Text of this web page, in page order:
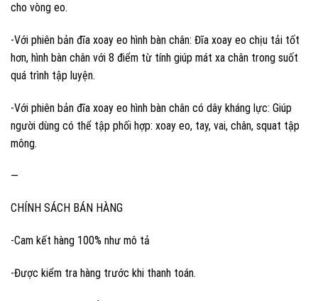
cho vòng eo.
-Với phiên bản đĩa xoay eo hình bàn chân: Đĩa xoay eo chịu tải tốt
hơn, hình bàn chân với 8 điểm từ tính giúp mát xa chân trong suốt
quá trình tập luyện.
-Với phiên bản đĩa xoay eo hình bàn chân có dây kháng lực: Giúp
người dùng có thể tập phối hợp: xoay eo, tay, vai, chân, squat tập
mông.
—
CHÍNH SÁCH BÁN HÀNG
-Cam kết hàng 100% như mô tả
-Được kiểm tra hàng trước khi thanh toán.